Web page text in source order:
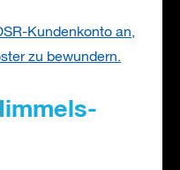
Kundenkonto an,
zu bewundern.